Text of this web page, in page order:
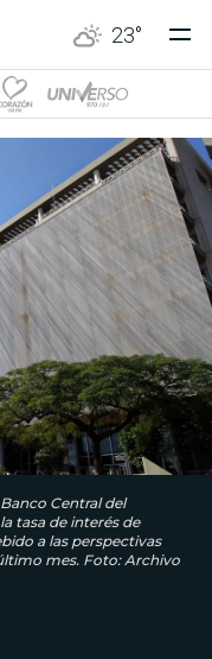
23°
Central del
tasa de interés de
a las perspectivas
mes. Foto: Archivo